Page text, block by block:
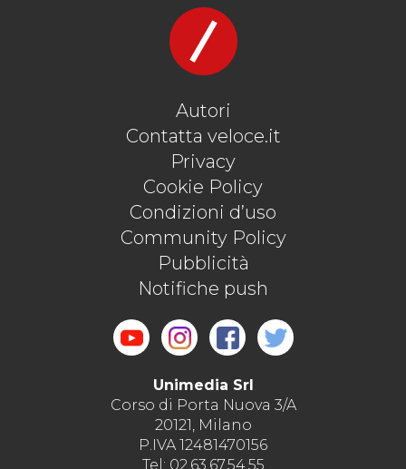
Autori
Contatta veloce.it
Privacy
Cookie Policy
Condizioni d’uso
Community Policy
Pubblicità
Notifiche push
Unimedia Srl
Corso di Porta Nuova 3/A
20121, Milano
P.IVA 12481470156
Tel: 02.63.67.54.55